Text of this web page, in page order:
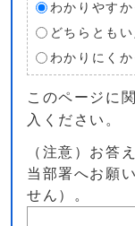
わかりやすか
どちらとも
わかりにくか
このページに
入ください。
（注意）お答
当部署へお願
せん）。